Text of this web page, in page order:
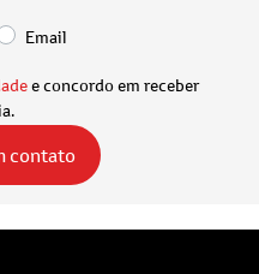
Email
e concordo em receber
contato